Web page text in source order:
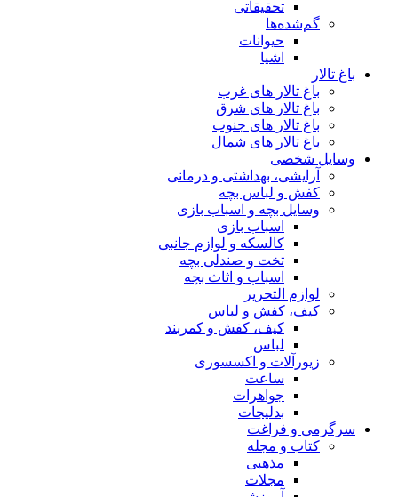
تحقیقاتی
گم‌شده‌ها
حیوانات
اشیا
باغ تالار
باغ تالار های غرب
باغ تالار های شرق
باغ تالار های جنوب
باغ تالار های شمال
وسایل شخصی
آرایشی، بهداشتی و درمانی
کفش و لباس بچه
وسایل بچه و اسباب بازی
اسباب بازی
کالسکه و لوازم جانبی
تخت و صندلی بچه
اسباب و اثاث بچه
لوازم التحریر
کیف، کفش و لباس
کیف، کفش و کمربند
لباس
زیورآلات و اکسسوری
ساعت
جواهرات
بدلیجات
سرگرمی و فراغت
کتاب و مجله
مذهبی
مجلات